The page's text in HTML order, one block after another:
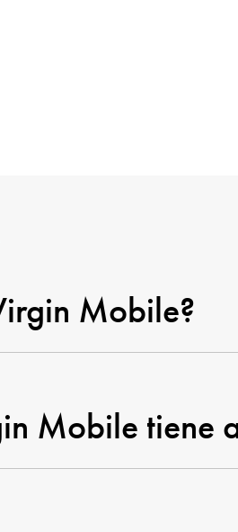
Mobile?
Mobile tiene